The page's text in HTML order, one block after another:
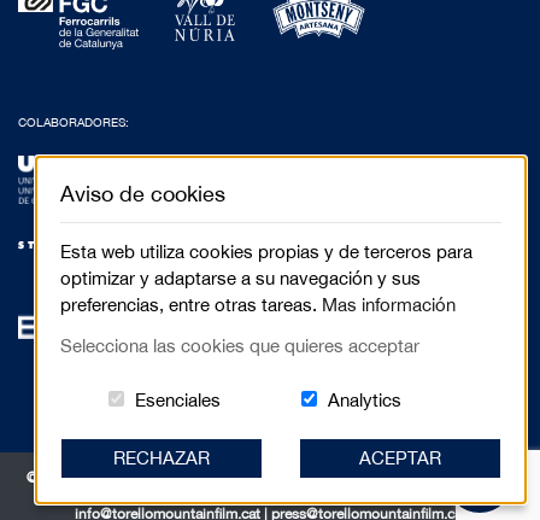
COLABORADORES:
© 2017 Festival de Cinema de Muntanya de Torelló - Anselm Clavé, 5 3r 2a |
info@torellomountainfilm.cat | press@torellomountainfilm.cat
Aviso de cookies
Esta web utiliza cookies propias y de terceros para
optimizar y adaptarse a su navegación y sus
preferencias, entre otras tareas. Mas información
Selecciona las cookies que quieres acceptar
Esenciales Estas cookies són essenciales para
AnalyticsCookies related
RECHAZAR ACEPTAR